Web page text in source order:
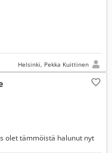
Helsinki, Pekka Kuittinen
olet tämmöistä halunut nyt